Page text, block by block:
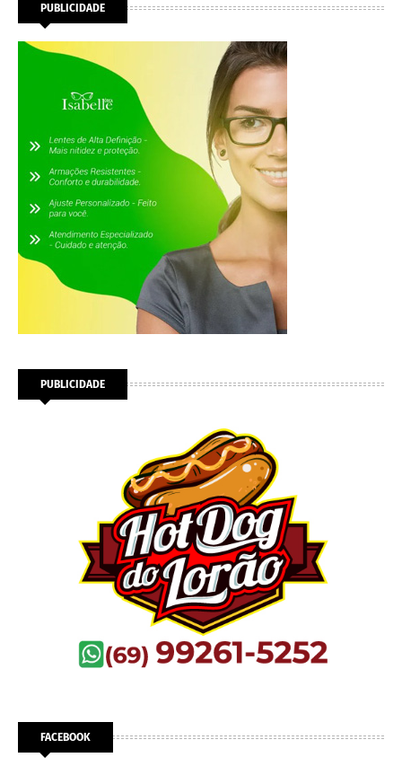
PUBLICIDADE
PUBLICIDADE
FACEBOOK